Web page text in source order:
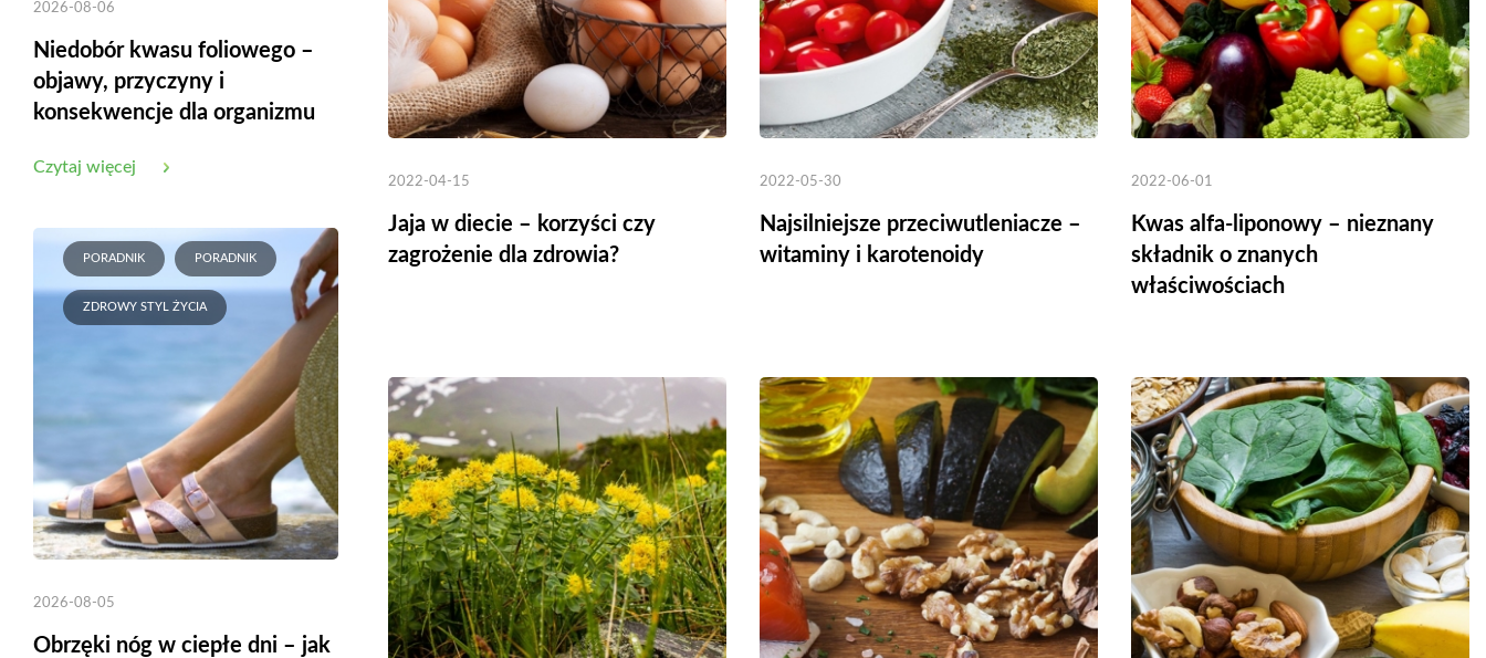
2026-08-06
Niedobór kwasu foliowego –
objawy, przyczyny i
konsekwencje dla organizmu
Czytaj więcej
PORADNIK PORADNIK
ZDROWY STYL ŻYCIA
2026-08-05
Obrzęki nóg w ciepłe dni – jak
2022-04-15
Jaja w diecie – korzyści czy
zagrożenie dla zdrowia?
2022-05-30
Najsilniejsze przeciwutleniacze –
witaminy i karotenoidy
2022-06-01
Kwas alfa-liponowy – nieznany
składnik o znanych
właściwościach